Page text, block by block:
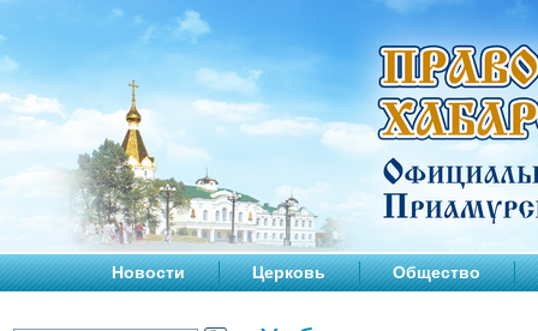
Новости Церковь Общество